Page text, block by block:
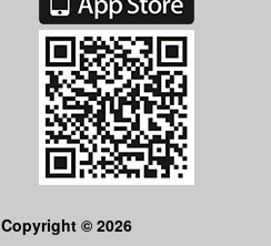
Copyright © 2026